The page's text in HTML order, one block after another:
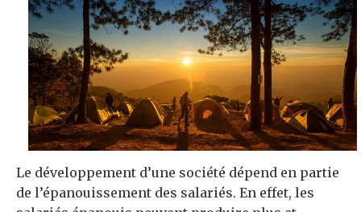
Le développement d’une société dépend en partie
de l’épanouissement des salariés. En effet, les